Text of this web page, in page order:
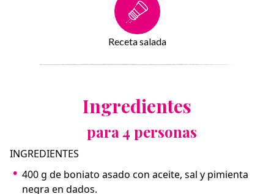
Receta salada
Ingredientes
para 4 personas
INGREDIENTES
400 g de boniato asado con aceite, sal y pimienta
negra en dados.